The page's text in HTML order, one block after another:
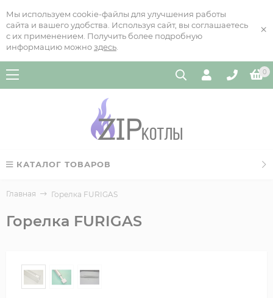
Мы используем cookie-файлы для улучшения работы
сайта и вашего удобства. Используя сайт, вы соглашаетесь
с их применением. Получить более подробную
информацию можно здесь
×
0
КАТАЛОГ ТОВАРОВ
Главная Горелка FURIGAS
Горелка FURIGAS